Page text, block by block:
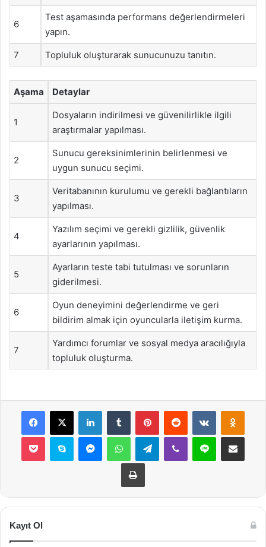
6
Test aşamasında performans değerlendirmeleri
yapın.
7 Topluluk oluşturarak sunucunuzu tanıtın.
Aşama Detaylar
1
Dosyaların indirilmesi ve güvenilirlikle ilgili
araştırmalar yapılması.
2
Sunucu gereksinimlerinin belirlenmesi ve
uygun sunucu seçimi.
3
Veritabanının kurulumu ve gerekli bağlantıların
yapılması.
4
Yazılım seçimi ve gerekli gizlilik, güvenlik
ayarlarının yapılması.
5
Ayarların teste tabi tutulması ve sorunların
giderilmesi.
6
Oyun deneyimini değerlendirme ve geri
bildirim almak için oyuncularla iletişim kurma.
7
Yardımcı forumlar ve sosyal medya aracılığıyla
topluluk oluşturma.
Facebook
X LinkedInTumblr PinterestReddit VKontakte
Pocket Skype MessengerWhatsAppTelegramViber Line E-Posta ile
Yazdır
Kayıt Ol